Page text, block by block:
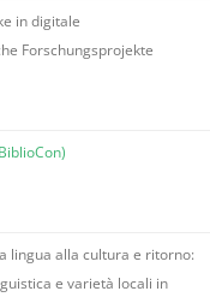
in digitale
Forschungsprojekte
lingua alla cultura e ritorno:
e varietà locali in